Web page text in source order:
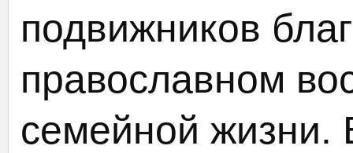
подвижников
православном
семейной жизни.